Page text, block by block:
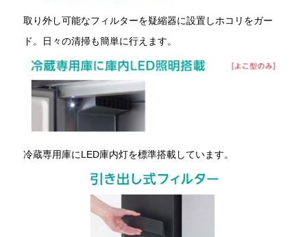
取り外し可能なフィルターを疑縮器に設置しホコリをガー
ド。日々の清掃も簡単に行えます。
冷蔵専用庫にLED庫内灯を標準搭載しています。